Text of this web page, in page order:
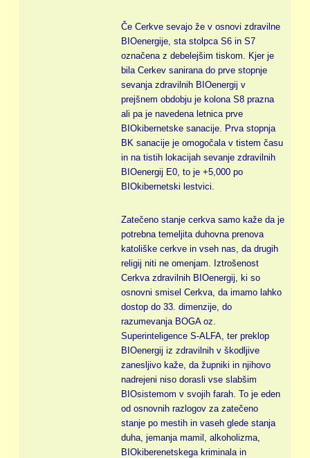
Če Cerkve sevajo že v osnovi zdravilne
BIOenergije, sta stolpca S6 in S7
označena z debelejšim tiskom. Kjer je
bila Cerkev sanirana do prve stopnje
sevanja zdravilnih BIOenergij v
prejšnem obdobju je kolona S8 prazna
ali pa je navedena letnica prve
BIOkibernetske sanacije. Prva stopnja
BK sanacije je omogočala v tistem času
in na tistih lokacijah sevanje zdravilnih
BIOenergij E0, to je +5,000 po
BIOkibernetski lestvici.
Zatečeno stanje cerkva samo kaže da je
potrebna temeljita duhovna prenova
katoliške cerkve in vseh nas, da drugih
religij niti ne omenjam. Iztrošenost
Cerkva zdravilnih BIOenergij, ki so
osnovni smisel Cerkva, da imamo lahko
dostop do 33. dimenzije, do
razumevanja BOGA oz.
Superinteligence S-ALFA, ter preklop
BIOenergij iz zdravilnih v škodljive
zanesljivo kaže, da župniki in njihovo
nadrejeni niso dorasli vse slabšim
BIOsistemom v svojih farah. To je eden
od osnovnih razlogov za zatečeno
stanje po mestih in vaseh glede stanja
duha, jemanja mamil, alkoholizma,
BIOkiberenetskega kriminala in